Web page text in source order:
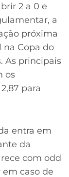
2 a 0 e
a
próxima
na Copa do
As principais
os
para
entra em
da
com odd
caso de